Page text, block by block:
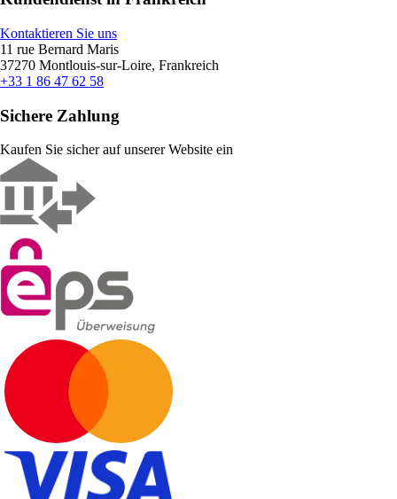
Kontaktieren Sie uns
11 rue Bernard Maris
37270 Montlouis-sur-Loire, Frankreich
+33 1 86 47 62 58
Sichere Zahlung
Kaufen Sie sicher auf unserer Website ein